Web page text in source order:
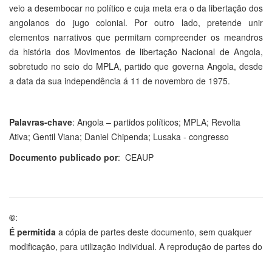
veio a desembocar no político e cuja meta era o da libertação dos
angolanos do jugo colonial. Por outro lado, pretende unir
elementos narrativos que permitam compreender os meandros
da história dos Movimentos de libertação Nacional de Angola,
sobretudo no seio do MPLA, partido que governa Angola, desde
a data da sua independência á 11 de novembro de 1975.
Palavras-chave: Angola – partidos políticos; MPLA; Revolta
Ativa; Gentil Viana; Daniel Chipenda; Lusaka - congresso
Documento publicado por: CEAUP
©:
É permitida a cópia de partes deste documento, sem qualquer
modificação, para utilização individual. A reprodução de partes do